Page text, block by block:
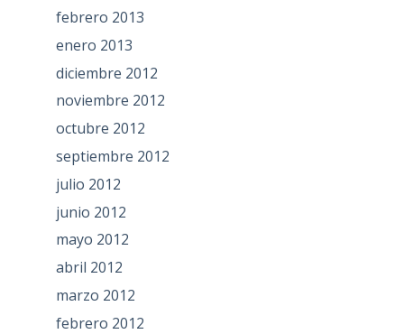
febrero 2013
enero 2013
diciembre 2012
noviembre 2012
octubre 2012
septiembre 2012
julio 2012
junio 2012
mayo 2012
abril 2012
marzo 2012
febrero 2012